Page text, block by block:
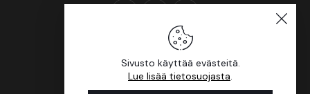
Etusivu Tietosuoja
Sivusto käyttää evästeitä.
Lue lisää tietosuojasta.